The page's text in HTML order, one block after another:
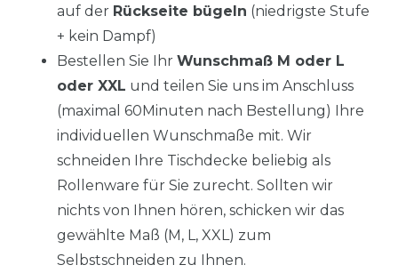
auf der Rückseite bügeln (niedrigste Stufe
+ kein Dampf)
Bestellen Sie Ihr Wunschmaß M oder L
oder XXL und teilen Sie uns im Anschluss
(maximal 60Minuten nach Bestellung) Ihre
individuellen Wunschmaße mit. Wir
schneiden Ihre Tischdecke beliebig als
Rollenware für Sie zurecht. Sollten wir
nichts von Ihnen hören, schicken wir das
gewählte Maß (M, L, XXL) zum
Selbstschneiden zu Ihnen.